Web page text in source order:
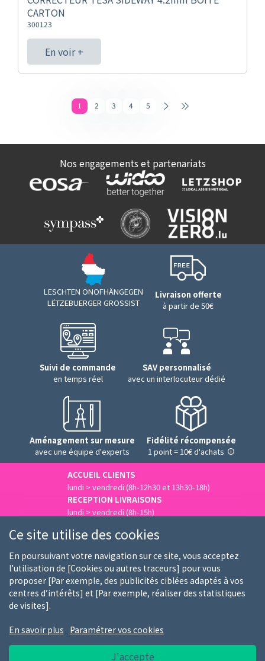
CARTON
300123
En voir +
1 2 3 4 5
Nos engagements et partenariats
LESCHTEN ONOFHÄNGEGEN
LËTZEBUERGER GROSSIST
Livraison offerte
à partir de 50€
Suivi de commande
en temps réel
SAV personnalisé
avec un interlocuteur dédié
Aménagement sur mesure
avec une équipe d'experts
Fidélité récompensée
1 point = 10€ d'achats
ACCUEIL CLIENTS
lundi > vendredi (8h-12h30 et 13h30-18h)
RECEPTION LIVRAISONS
lundi > vendredi (8h-15h)
Qui sommes-nous Nos clients
Nos marques
Conditions générales d'utilisation
Ce site utilise des cookies
En poursuivant votre navigation sur ce site, vous acceptez
l’utilisation de [Cookies ou autres traceurs] pour vous
proposer [Par exemple, des publicités ciblées adaptés à vos
centres d’intérêts] et [Par exemple, réaliser des statistiques
de visites].
En savoir plus Paramétrer vos cookies
J'accepte